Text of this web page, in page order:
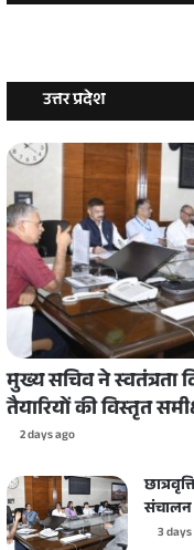
उत्तर प्रदेश
मुख्य सचिव ने स्वतंत्रता
तैयारियों की विस्तृत
2 days ago
संचालन
3